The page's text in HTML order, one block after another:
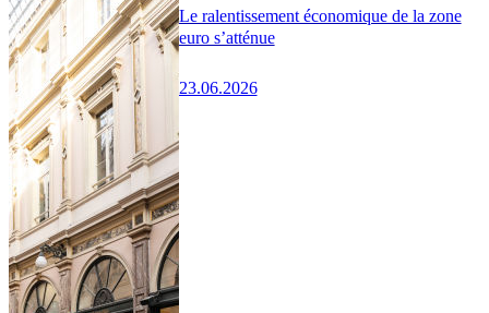
Le ralentissement économique de la zone
euro s’atténue
23.06.2026